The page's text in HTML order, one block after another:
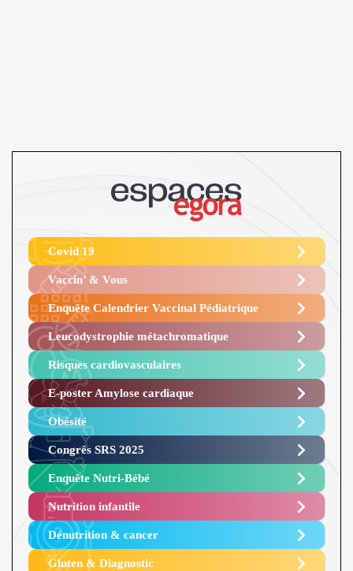
Covid 19
Vaccin’ & Vous
Enquête Calendrier Vaccinal Pédiatrique
Leucodystrophie métachromatique
Risques cardiovasculaires
E-poster Amylose cardiaque ​
Obésité ​
Congrès SRS 2025 ​
Enquête Nutri-Bébé ​
Nutrition infantile
Dénutrition & cancer
Gluten & Diagnostic